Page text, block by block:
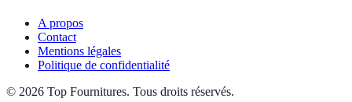
A propos
Contact
Mentions légales
Politique de confidentialité
© 2026 Top Fournitures. Tous droits réservés.